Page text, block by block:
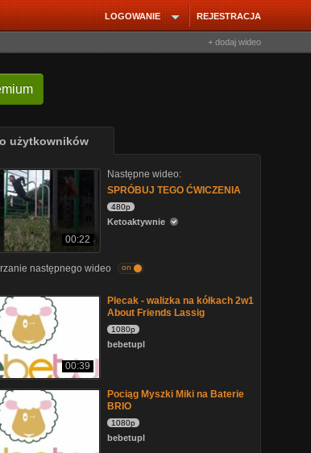
REJESTRACJA
LOGOWANIE
+ dodaj wideo
użytkowników
00:22
Następne wideo:
SPRÓBUJ TEGO ĆWICZENIA
480p
Ketoaktywnie
następnego wideo on
00:39
Plecak - walizka na kółkach 2w1
About Friends Lassig
1080p
bebetupl
Pociąg Myszki Miki na Baterie
BRIO
1080p
bebetupl